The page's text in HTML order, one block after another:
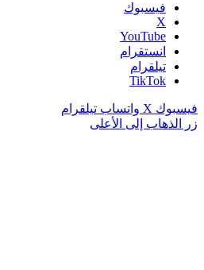
فيسبوك
‫X
‫YouTube
انستقرام
تيلقرام
‫TikTok
فيسبوك ‫X واتساب تيلقرام
زر الذهاب إلى الأعلى